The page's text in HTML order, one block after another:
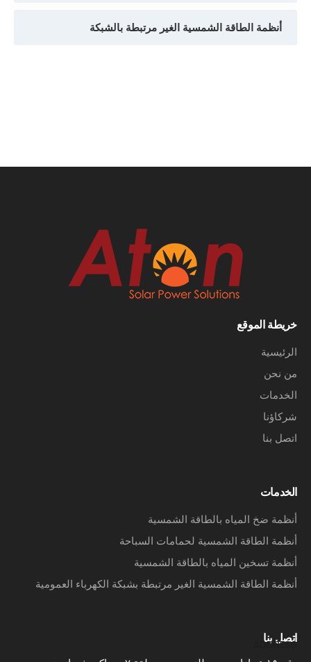
أنظمة الطاقة الشمسية الغير مرتبطة بالشبكة
خريطة الموقع
الرئيسية
من نحن
الخدمات
شركاؤنا
اتصل بنا
الخدمات
أنظمة ضخ المياه بالطاقة الشمسية
أنظمة الطاقة الشمسية لحمامات السباحة
أنظمة تسخين المياه بالطاقة الشمسية
أنظمة الطاقة الشمسية الغير مرتبطة بشبكة الكهرباء العمومية
اتصل بنا
ADDRESS